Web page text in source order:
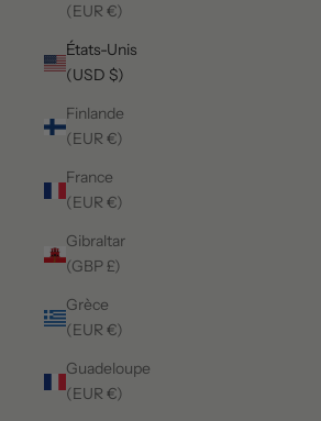
(EUR €)
États-Unis
(USD $)
Finlande
(EUR €)
France
(EUR €)
Gibraltar
(GBP £)
Grèce
(EUR €)
Guadeloupe
(EUR €)